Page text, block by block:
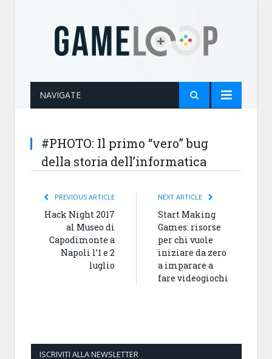
NAVIGATE
#PHOTO: Il primo “vero” bug
della storia dell’informatica
PREVIOUS ARTICLE
Hack Night 2017
al Museo di
Capodimonte a
Napoli l’1 e 2
luglio
NEXT ARTICLE
Start Making
Games: risorse
per chi vuole
iniziare da zero
a imparare a
fare videogiochi
ISCRIVITI ALLA NEWSLETTER